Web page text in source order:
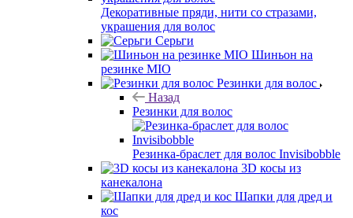
Декоративные пряди, нити со стразами,
украшения для волос
Серьги
Шиньон на
резинке MIO
Резинки для волос
Назад
Резинки для волос
Резинка-браслет для волос Invisibobble
3D косы из
канекалона
Шапки для дред и
кос